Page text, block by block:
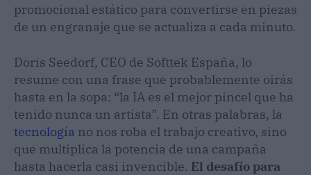
promocional estático para convertirse en piezas
de un engranaje que se actualiza a cada minuto.
Doris Seedorf, CEO de Softtek España, lo
resume con una frase que probablemente oirás
hasta en la sopa: “la IA es el mejor pincel que ha
tenido nunca un artista”. En otras palabras, la
tecnología no nos roba el trabajo creativo, sino
que multiplica la potencia de una campaña
hasta hacerla casi invencible. El desafío para